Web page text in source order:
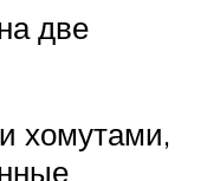
две
хомутами,